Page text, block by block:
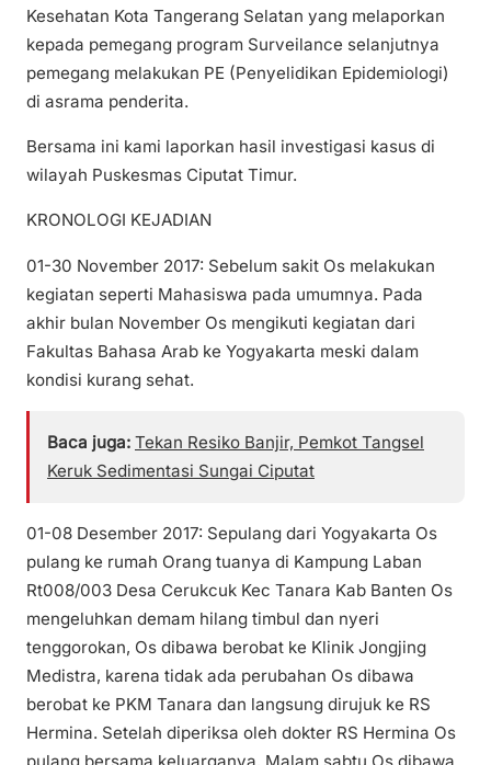
Kesehatan Kota Tangerang Selatan yang melaporkan
kepada pemegang program Surveilance selanjutnya
pemegang melakukan PE (Penyelidikan Epidemiologi)
di asrama penderita.
Bersama ini kami laporkan hasil investigasi kasus di
wilayah Puskesmas Ciputat Timur.
KRONOLOGI KEJADIAN
01-30 November 2017: Sebelum sakit Os melakukan
kegiatan seperti Mahasiswa pada umumnya. Pada
akhir bulan November Os mengikuti kegiatan dari
Fakultas Bahasa Arab ke Yogyakarta meski dalam
kondisi kurang sehat.
Baca juga: Tekan Resiko Banjir, Pemkot Tangsel
Keruk Sedimentasi Sungai Ciputat
01-08 Desember 2017: Sepulang dari Yogyakarta Os
pulang ke rumah Orang tuanya di Kampung Laban
Rt008/003 Desa Cerukcuk Kec Tanara Kab Banten Os
mengeluhkan demam hilang timbul dan nyeri
tenggorokan, Os dibawa berobat ke Klinik Jongjing
Medistra, karena tidak ada perubahan Os dibawa
berobat ke PKM Tanara dan langsung dirujuk ke RS
Hermina. Setelah diperiksa oleh dokter RS Hermina Os